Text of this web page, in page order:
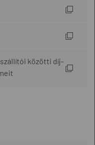
közötti díj-